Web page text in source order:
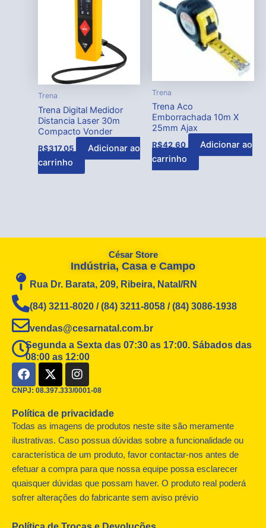
Trena
Trena Digital Medidor
Distancia Laser 30m
Compacto Vonder
R$317,05
Adicionar ao
carrinho
Trena
Trena Aco
Emborrachada 10m X
25mm Ajax
R$42,60
Adicionar ao
carrinho
César Store
Indústria, Casa e Campo
Rua Dr. Barata, 209, Ribeira, Natal/RN
(84) 3211-8020 / (84) 3211-8058 / (84) 3086-1938
vendas@cesarnatal.com.br
Segunda a Sexta das 07:30 as 17:00. Sábados das
08:00 as 12:00
F
a
c
b
o
o
k
X
-
t
i
t
t
e
I
n
s
a
g
r
a
CNPJ: 08.397.333/0001-08
Política de privacidade
Todas as imagens de produtos neste site são meramente
ilustrativas. Caso possua dúvidas sobre a funcionalidade ou
característica de um produto, favor contactar-nos antes de
efetuar a compra para que nossa equipe possa esclarecer
quaisquer dúvidas que possam haver. O produto real poderá
sofrer alterações do fabricante sem aviso prévio